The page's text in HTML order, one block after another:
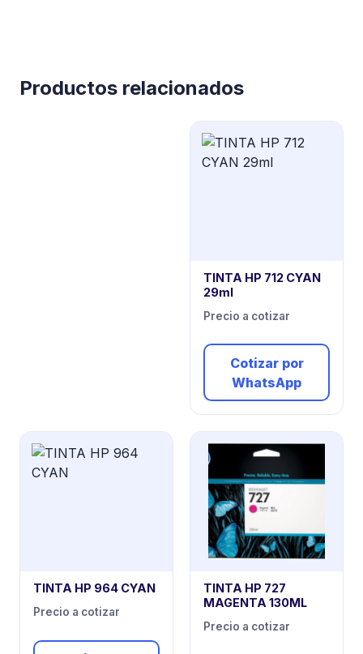
Productos relacionados
TINTA HP 712 CYAN
29ml
Precio a cotizar
Cotizar por
WhatsApp
TINTA HP 964 CYAN
Precio a cotizar
TINTA HP 727
MAGENTA 130ML
Precio a cotizar